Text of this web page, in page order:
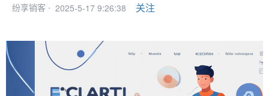
纷享销客 · 2025-5-17 9:26:38 关注